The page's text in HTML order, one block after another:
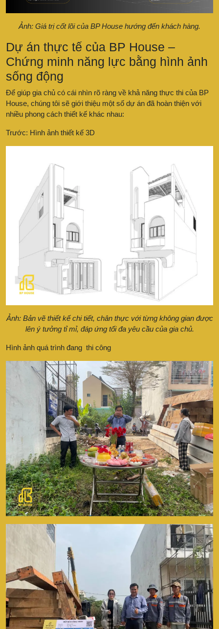
Ảnh: Giá trị cốt lõi của BP House hướng đến khách hàng.
Dự án thực tế của BP House –
Chứng minh năng lực bằng hình ảnh
sống động
Để giúp gia chủ có cái nhìn rõ ràng về khả năng thực thi của BP
House, chúng tôi sẽ giới thiệu một số dự án đã hoàn thiện với
nhiều phong cách thiết kế khác nhau:
Trước: Hình ảnh thiết kế 3D
Ảnh: Bản vẽ thiết kế chi tiết, chân thực với từng không gian được
lên ý tưởng tỉ mỉ, đáp ứng tối đa yêu cầu của gia chủ.
Hình ảnh quá trình đang thi công